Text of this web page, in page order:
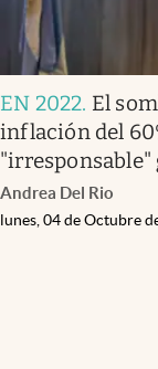
EN 2022. El
inflación del
"irresponsable"
Andrea Del Rio
lunes, 04 de Octubre